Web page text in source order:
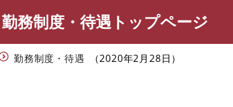
勤務制度・待遇トップページ
勤務制度・待遇 2020年2月28日